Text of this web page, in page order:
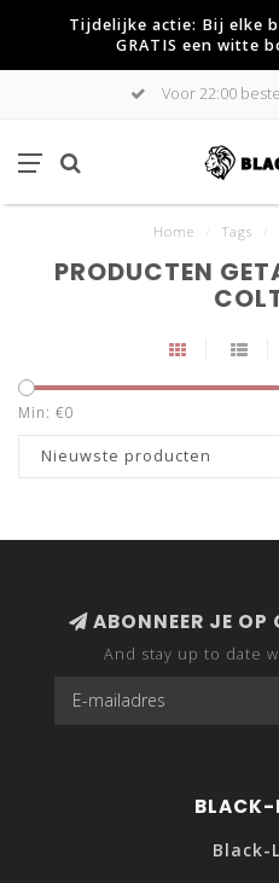
Tijdelijke actie: Bij elke
GRATIS een witte
Voor 22:00
Home Tags
PRODUCTEN
Min: €0
Nieuwste producten
ABONNEER JE OP
And stay up to date
BLACK-
Black-